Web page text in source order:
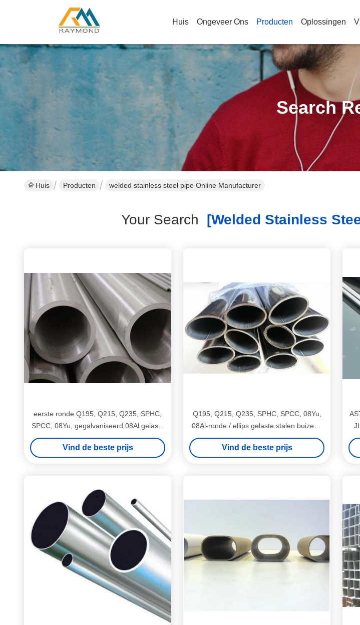
Huis Ongeveer Ons Producten Oplossingen
Search
Huis Producten welded stainless steel pipe Online Manufacturer
Your Search [welded Stainless
eerste ronde Q195, Q215, Q235, SPHC,
SPCC, 08Yu, gegalvaniseerd 08Al gelaste
stalen buizen / pijp
Vind de beste prijs
Q195, Q215, Q235, SPHC, SPCC, 08Yu,
08Al-ronde / ellips gelaste stalen buizen /
pijp
Vind de beste prijs